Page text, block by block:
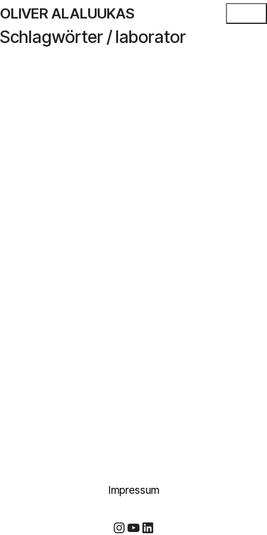
OLIVER ALALUUKAS
Schlagwörter /laborator
Impressum
Instagram
YouTube
LinkedIn